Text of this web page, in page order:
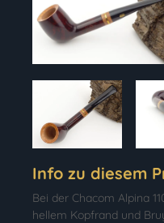
Info zu diesem
Bei der Chacom Alpina
hellem Kopfrand und